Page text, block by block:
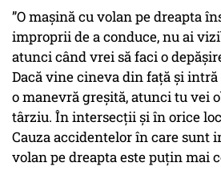
”O mașină cu volan pe dreapta
improprii de a conduce, nu ai
atunci când vrei să faci o
Dacă vine cineva din față și intră
o manevră greșită, atunci tu vei
târziu. În intersecții și în orice
Cauza accidentelor în care sunt
volan pe dreapta este puțin mai